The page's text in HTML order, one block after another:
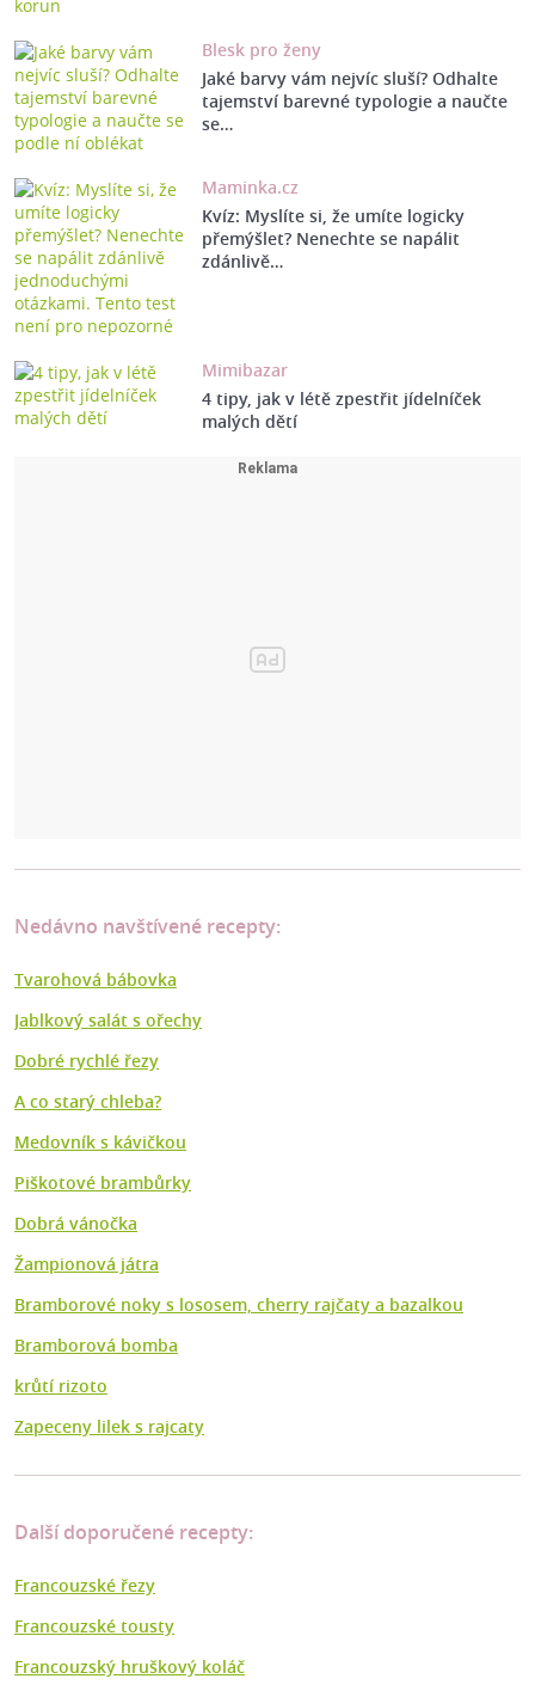
Blesk pro ženy
Jaké barvy vám nejvíc sluší? Odhalte
tajemství barevné typologie a naučte
se…
Maminka.cz
Kvíz: Myslíte si, že umíte logicky
přemýšlet? Nenechte se napálit
zdánlivě…
Mimibazar
4 tipy, jak v létě zpestřit jídelníček
malých dětí
Nedávno navštívené recepty:
Tvarohová bábovka
Jablkový salát s ořechy
Dobré rychlé řezy
A co starý chleba?
Medovník s kávičkou
Piškotové brambůrky
Dobrá vánočka
Žampionová játra
Bramborové noky s lososem, cherry rajčaty a bazalkou
Bramborová bomba
krůtí rizoto
Zapeceny lilek s rajcaty
Další doporučené recepty:
Francouzské řezy
Francouzské tousty
Francouzský hruškový koláč